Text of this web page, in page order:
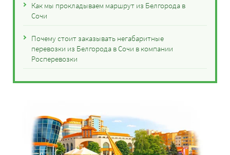
Как мы прокладываем маршрут из Белгорода в
Сочи
Почему стоит заказывать негабаритные
перевозки из Белгорода в Сочи в компании
Росперевозки